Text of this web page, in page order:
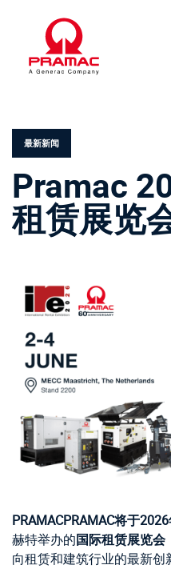
在。
最新新闻
Pramac
租赁展览
PRAMACPRAMAC将于
赫特举办的国际租赁展览会
向租赁和建筑行业的最新创